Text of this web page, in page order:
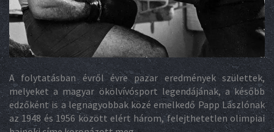
A folytatásban évről évre pazar eredmények születtek,
melyeket a magyar ökölvívósport legendájának, a később
edzőként is a legnagyobbak közé emelkedő Papp Lászlónak
az 1948 és 1956 között elért három, felejthetetlen olimpiai